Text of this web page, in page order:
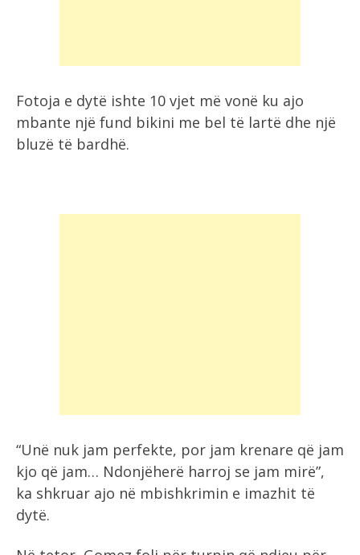
Fotoja e dytë ishte 10 vjet më vonë ku ajo
mbante një fund bikini me bel të lartë dhe një
bluzë të bardhë.
“Unë nuk jam perfekte, por jam krenare që jam
kjo që jam… Ndonjëherë harroj se jam mirë”,
ka shkruar ajo në mbishkrimin e imazhit të
dytë.